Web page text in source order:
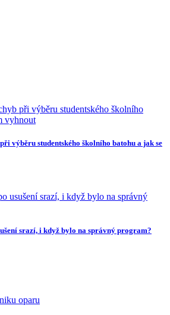
výběru studentského školního batohu a jak se
srazí, i když bylo na správný program?